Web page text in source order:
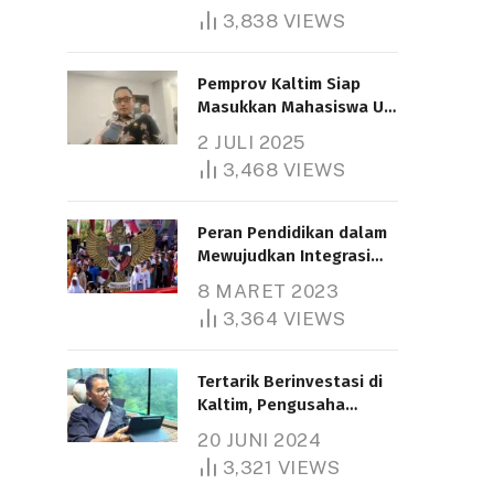
3,838 VIEWS
Pemprov Kaltim Siap
Masukkan Mahasiswa UT
Bantuan Pendidikan
Gratispol
2 JULI 2025
3,468 VIEWS
Peran Pendidikan dalam
Mewujudkan Integrasi
8 MARET 2023
3,364 VIEWS
Tertarik Berinvestasi di
Kaltim, Pengusaha
1.000 Hektare
20 JUNI 2024
3,321 VIEWS